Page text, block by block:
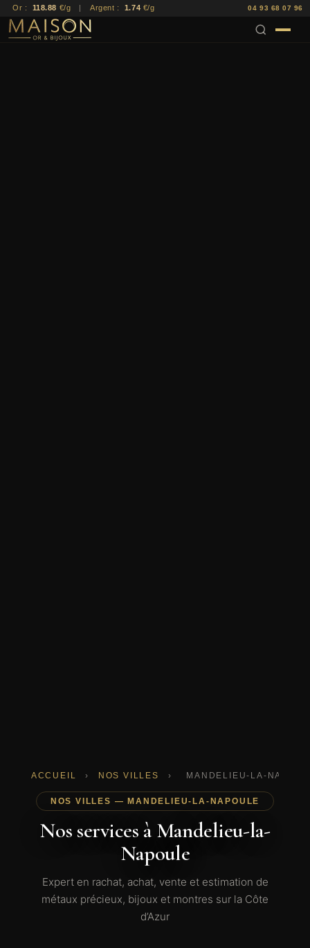
Or : 118.88 €/g | Argent : 1.74 €/g 04 93 68 07 96
ACCUEIL › NOS VILLES › MANDELIEU-LA-
NOS VILLES — MANDELIEU-LA-NAPOULE
Nos services à Mandelieu-la-
Napoule
Expert en rachat, achat, vente et estimation de
métaux précieux, bijoux et montres sur la Côte
d’Azur